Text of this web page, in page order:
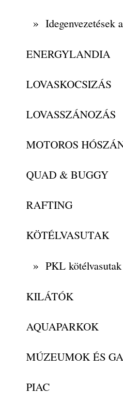
» Idegenvezetések
ENERGYLANDIA
LOVASKOCSIZÁS
LOVASSZÁNOZÁS
MOTOROS
QUAD & BUGGY
RAFTING
KÖTÉLVASUTAK
» PKL kötélvasutak
KILÁTÓK
AQUAPARKOK
MÚZEUMOK ÉS
PIAC